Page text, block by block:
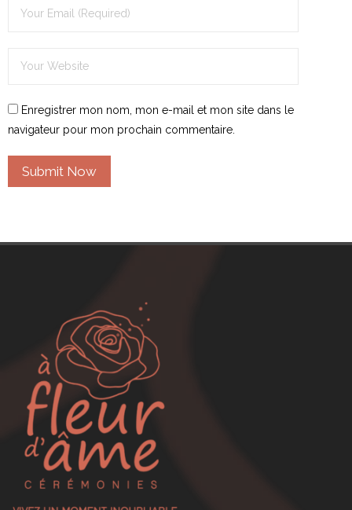
Enregistrer mon nom, mon e-mail et mon site dans le
navigateur pour mon prochain commentaire.